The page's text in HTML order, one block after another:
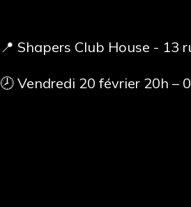
📍 Shapers Club House - 13
🕗 Vendredi 20 février 20h –